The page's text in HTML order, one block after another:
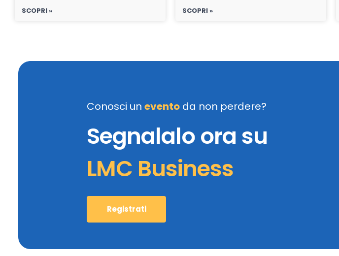
SCOPRI » SCOPRI »
Conosci un evento da non perdere?
Segnalalo ora su
LMC Business
Registrati